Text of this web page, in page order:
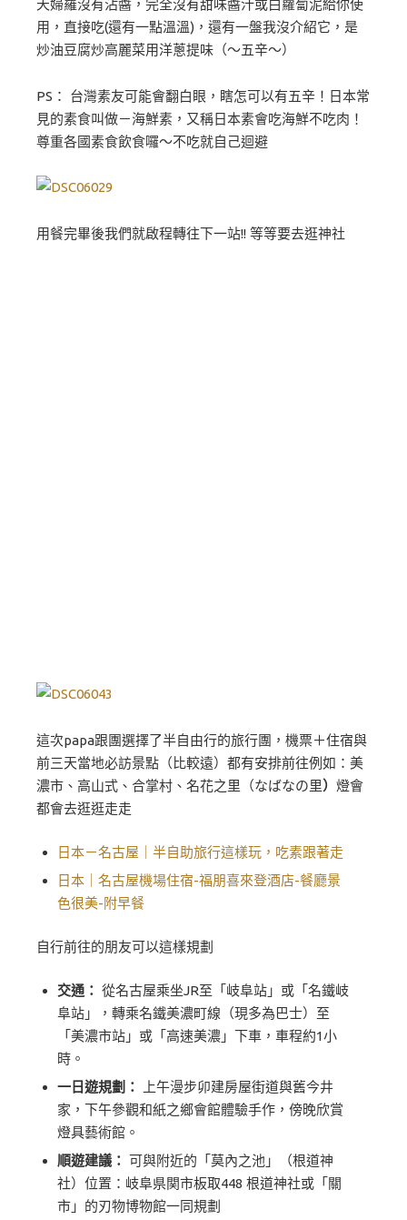
天婦羅沒有沾醬，完全沒有甜味醬汁或白蘿蔔泥給你使
用，直接吃(還有一點溫溫)，還有一盤我沒介紹它，是
炒油豆腐炒高麗菜用洋蔥提味（～五辛～）
PS： 台灣素友可能會翻白眼，瞎怎可以有五辛！日本常
見的素食叫做－海鮮素，又稱日本素會吃海鮮不吃肉！
尊重各國素食飲食囉～不吃就自己迴避
用餐完畢後我們就啟程轉往下一站!! 等等要去逛神社
這次papa跟團選擇了半自由行的旅行團，機票＋住宿與
前三天當地必訪景點（比較遠）都有安排前往例如：美
濃市、高山式、合掌村、名花之里（なばなの里） 燈會
都會去逛逛走走
日本－名古屋｜半自助旅行這樣玩，吃素跟著走
日本｜名古屋機場住宿-福朋喜來登酒店-餐廳景
色很美-附早餐
自行前往的朋友可以這樣規劃
交通： 從名古屋乘坐JR至「岐阜站」或「名鐵岐
阜站」，轉乘名鐵美濃町線（現多為巴士）至
「美濃市站」或「高速美濃」下車，車程約1小
時。
一日遊規劃：
上午漫步卯建房屋街道與舊今井
家，下午參觀和紙之鄉會館體驗手作，傍晚欣賞
燈具藝術館。
順遊建議： 可與附近的「莫內之池」（根道神
社）位置：岐阜県関市板取448 根道神社或「關
市」的刃物博物館一同規劃